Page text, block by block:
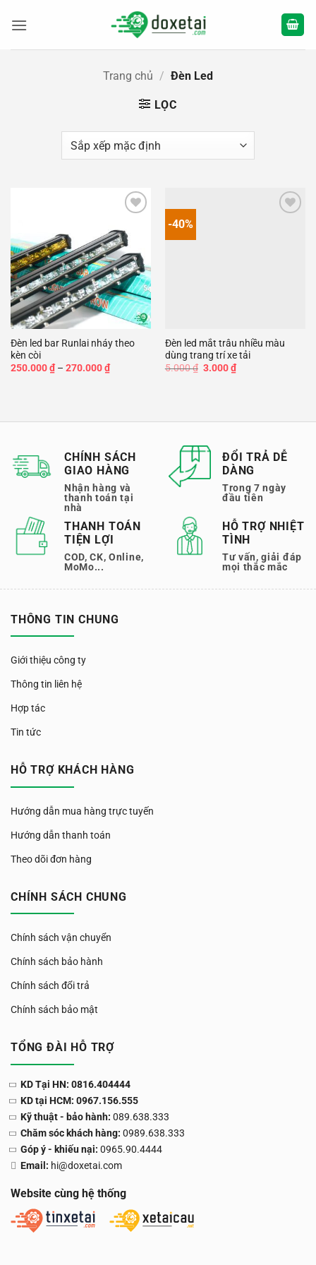
qua
Trang chủ / Đèn Led
LỌC
wishlist
Đèn led bar Runlai nháy theo
kèn còi
250.000₫ – 270.000₫Khoảng
giá:
-40%
Đèn led mắt trâu nhiều màu
dùng trang trí xe tải
5.000₫ Giá
3.000₫Giá
hiện
CHÍNH SÁCH
GIAO HÀNG
Nhận hàng và
thanh toán tại
nhà
ĐỔI TRẢ DỄ
DÀNG
Trong 7 ngày
đầu tiên
THANH TOÁN
TIỆN LỢI
COD, CK, Online,
MoMo...
HỖ TRỢ NHIỆT
TÌNH
Tư vấn, giải đáp
mọi thắc mắc
THÔNG TIN CHUNG
Giới thiệu công ty
Thông tin liên hệ
Hợp tác
Tin tức
HỖ TRỢ KHÁCH HÀNG
Hướng dẫn mua hàng trực tuyến
Hướng dẫn thanh toán
Theo dõi đơn hàng
CHÍNH SÁCH CHUNG
Chính sách vận chuyển
Chính sách bảo hành
Chính sách đổi trả
Chính sách bảo mật
TỔNG ĐÀI HỖ TRỢ
KD Tại HN: 0816.404444
KD tại HCM: 0967.156.555
Kỹ thuật - bảo hành: 089.638.333
Chăm sóc khách hàng: 0989.638.333
Góp ý - khiếu nại: 0965.90.4444
Email: hi@doxetai.com
Website cùng hệ thống